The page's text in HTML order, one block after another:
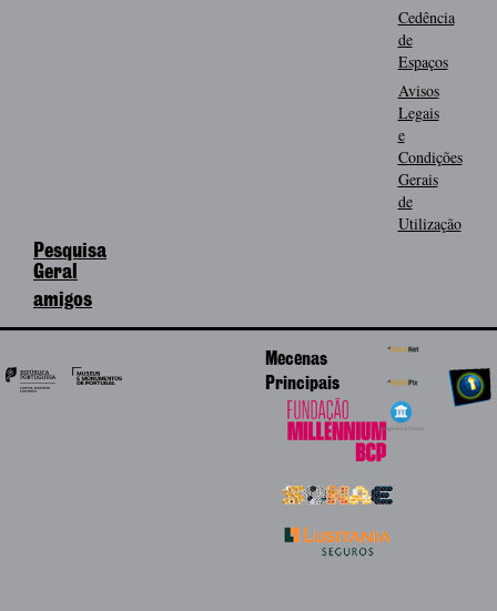
Cedência
de
Espaços
Avisos
Legais
e
Condições
Gerais
de
Utilização
Pesquisa
Geral
amigos
Mecenas
Principais